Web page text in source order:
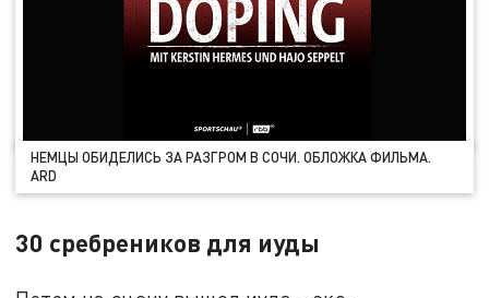
НЕМЦЫ ОБИДЕЛИСЬ ЗА РАЗГРОМ В СОЧИ. ОБЛОЖКА ФИЛЬМА.
ARD
30 сребреников для иуды